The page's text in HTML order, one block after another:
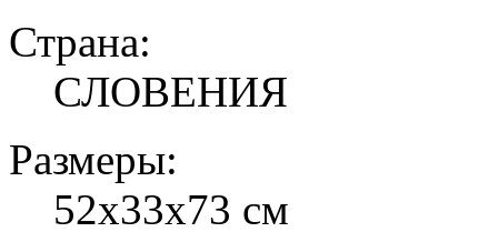
Страна:
СЛОВЕНИЯ
Размеры:
52х33х73 см